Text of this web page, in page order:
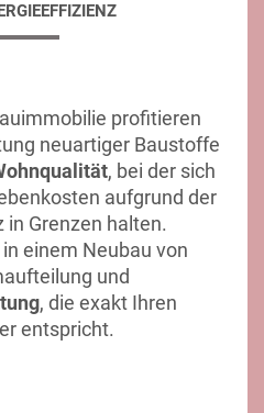
profitieren
neuartiger Baustoffe
, bei der sich
aufgrund der
in Grenzen halten.
einem Neubau von
und
, die exakt Ihren
entspricht.